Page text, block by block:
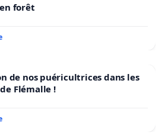
forêt
de nos puéricultrices dans les
écoles communale de Flémalle !